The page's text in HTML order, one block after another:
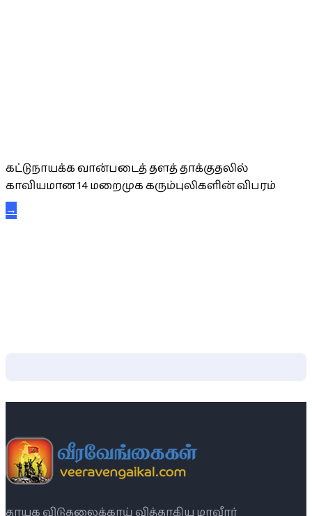
கட்டுநாயக்க வான்படைத் தளத் தாக்குதலில்
காவியமான 14 மறைமுக கரும்புலிகளின் விபரம்
→